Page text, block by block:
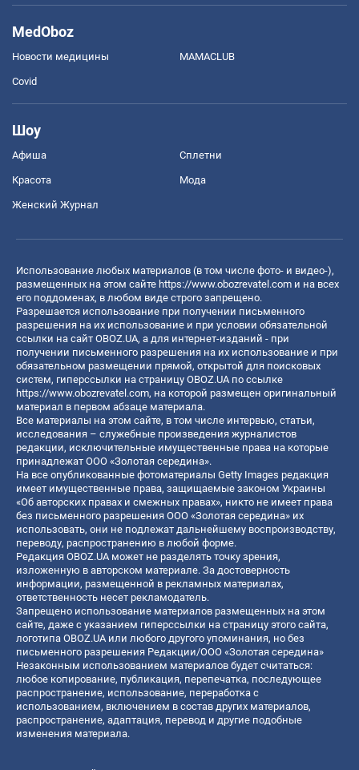
MedOboz
Новости медицины MAMACLUB
Covid
Шоу
Афиша Сплетни
Красота Мода
Женский Журнал
Использование любых материалов (в том числе фото- и видео-),
размещенных на этом сайте https://www.obozrevatel.com и на всех
его поддоменах, в любом виде строго запрещено.
Разрешается использование при получении письменного
разрешения на их использование и при условии обязательной
ссылки на сайт OBOZ.UA, а для интернет-изданий - при
получении письменного разрешения на их использование и при
обязательном размещении прямой, открытой для поисковых
систем, гиперссылки на страницу OBOZ.UA по ссылке
https://www.obozrevatel.com, на которой размещен оригинальный
материал в первом абзаце материала.
Все материалы на этом сайте, в том числе интервью, статьи,
исследования – служебные произведения журналистов
редакции, исключительные имущественные права на которые
принадлежат ООО «Золотая середина».
На все опубликованные фотоматериалы Getty Images редакция
имеет имущественные права, защищаемые законом Украины
«Об авторских правах и смежных правах», никто не имеет права
без письменного разрешения ООО «Золотая середина» их
использовать, они не подлежат дальнейшему воспроизводству,
переводу, распространению в любой форме.
Редакция OBOZ.UA может не разделять точку зрения,
изложенную в авторском материале. За достоверность
информации, размещенной в рекламных материалах,
ответственность несет рекламодатель.
Запрещено использование материалов размещенных на этом
сайте, даже с указанием гиперссылки на страницу этого сайта,
логотипа OBOZ.UA или любого другого упоминания, но без
письменного разрешения Редакции/ООО «Золотая середина»
Незаконным использованием материалов будет считаться:
любое копирование, публикация, перепечатка, последующее
распространение, использование, переработка с
использованием, включением в состав других материалов,
распространение, адаптация, перевод и другие подобные
изменения материала.